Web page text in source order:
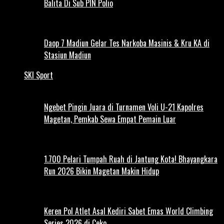
Balita Di Sub PIN Polio
Daop 7 Madiun Gelar Tes Narkoba Masinis & Kru KA di
Stasiun Madiun
SKI Sport
Ngebet Pingin Juara di Turnamen Voli U-21 Kapolres
Magetan, Pemkab Sewa Empat Pemain Luar
1.700 Pelari Tumpah Ruah di Jantung Kota! Bhayangkara
Run 2026 Bikin Magetan Makin Hidup
Keren Pol Atlet Asal Kediri Sabet Emas World Climbing